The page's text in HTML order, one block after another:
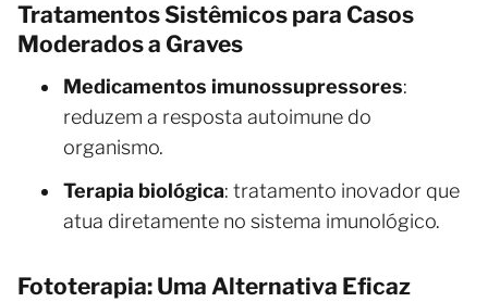
Tratamentos Sistêmicos para Casos
Moderados a Graves
Medicamentos imunossupressores:
reduzem a resposta autoimune do
organismo.
Terapia biológica: tratamento inovador que
atua diretamente no sistema imunológico.
Fototerapia: Uma Alternativa Eficaz